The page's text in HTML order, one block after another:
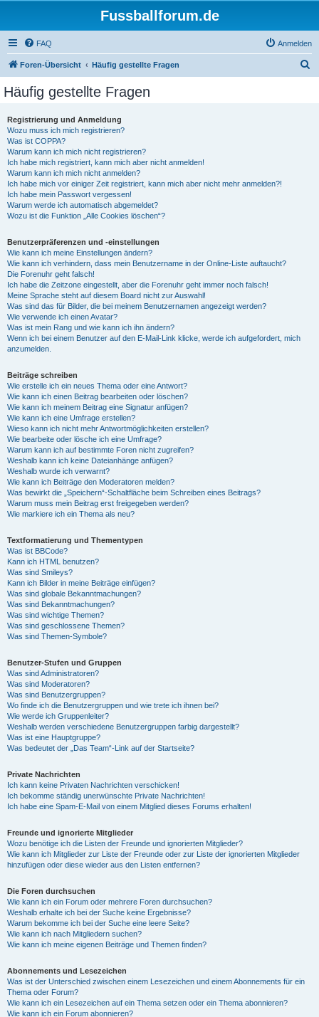
Fussballforum.de
FAQ Anmelden
Foren-Übersicht Häufig gestellte Fragen
Häufig gestellte Fragen
Registrierung und Anmeldung
Wozu muss ich mich registrieren?
Was ist COPPA?
Warum kann ich mich nicht registrieren?
Ich habe mich registriert, kann mich aber nicht anmelden!
Warum kann ich mich nicht anmelden?
Ich habe mich vor einiger Zeit registriert, kann mich aber nicht mehr anmelden?!
Ich habe mein Passwort vergessen!
Warum werde ich automatisch abgemeldet?
Wozu ist die Funktion „Alle Cookies löschen“?
Benutzerpräferenzen und -einstellungen
Wie kann ich meine Einstellungen ändern?
Wie kann ich verhindern, dass mein Benutzername in der Online-Liste auftaucht?
Die Forenuhr geht falsch!
Ich habe die Zeitzone eingestellt, aber die Forenuhr geht immer noch falsch!
Meine Sprache steht auf diesem Board nicht zur Auswahl!
Was sind das für Bilder, die bei meinem Benutzernamen angezeigt werden?
Wie verwende ich einen Avatar?
Was ist mein Rang und wie kann ich ihn ändern?
Wenn ich bei einem Benutzer auf den E-Mail-Link klicke, werde ich aufgefordert, mich
anzumelden.
Beiträge schreiben
Wie erstelle ich ein neues Thema oder eine Antwort?
Wie kann ich einen Beitrag bearbeiten oder löschen?
Wie kann ich meinem Beitrag eine Signatur anfügen?
Wie kann ich eine Umfrage erstellen?
Wieso kann ich nicht mehr Antwortmöglichkeiten erstellen?
Wie bearbeite oder lösche ich eine Umfrage?
Warum kann ich auf bestimmte Foren nicht zugreifen?
Weshalb kann ich keine Dateianhänge anfügen?
Weshalb wurde ich verwarnt?
Wie kann ich Beiträge den Moderatoren melden?
Was bewirkt die „Speichern“-Schaltfläche beim Schreiben eines Beitrags?
Warum muss mein Beitrag erst freigegeben werden?
Wie markiere ich ein Thema als neu?
Textformatierung und Thementypen
Was ist BBCode?
Kann ich HTML benutzen?
Was sind Smileys?
Kann ich Bilder in meine Beiträge einfügen?
Was sind globale Bekanntmachungen?
Was sind Bekanntmachungen?
Was sind wichtige Themen?
Was sind geschlossene Themen?
Was sind Themen-Symbole?
Benutzer-Stufen und Gruppen
Was sind Administratoren?
Was sind Moderatoren?
Was sind Benutzergruppen?
Wo finde ich die Benutzergruppen und wie trete ich ihnen bei?
Wie werde ich Gruppenleiter?
Weshalb werden verschiedene Benutzergruppen farbig dargestellt?
Was ist eine Hauptgruppe?
Was bedeutet der „Das Team“-Link auf der Startseite?
Private Nachrichten
Ich kann keine Privaten Nachrichten verschicken!
Ich bekomme ständig unerwünschte Private Nachrichten!
Ich habe eine Spam-E-Mail von einem Mitglied dieses Forums erhalten!
Freunde und ignorierte Mitglieder
Wozu benötige ich die Listen der Freunde und ignorierten Mitglieder?
Wie kann ich Mitglieder zur Liste der Freunde oder zur Liste der ignorierten Mitglieder
hinzufügen oder diese wieder aus den Listen entfernen?
Die Foren durchsuchen
Wie kann ich ein Forum oder mehrere Foren durchsuchen?
Weshalb erhalte ich bei der Suche keine Ergebnisse?
Warum bekomme ich bei der Suche eine leere Seite?
Wie kann ich nach Mitgliedern suchen?
Wie kann ich meine eigenen Beiträge und Themen finden?
Abonnements und Lesezeichen
Was ist der Unterschied zwischen einem Lesezeichen und einem Abonnements für ein
Thema oder Forum?
Wie kann ich ein Lesezeichen auf ein Thema setzen oder ein Thema abonnieren?
Wie kann ich ein Forum abonnieren?